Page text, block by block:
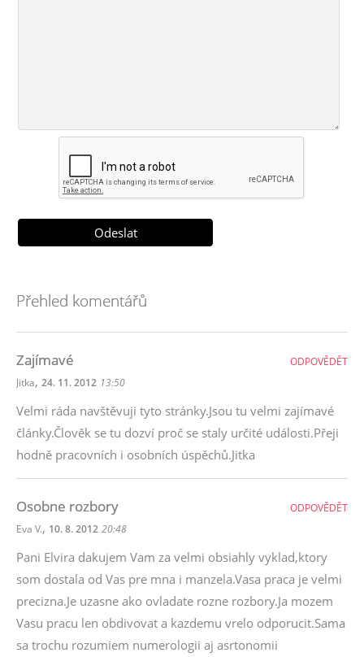
Přehled komentářů
Zajímavé
Jitka, 24. 11. 2012 13:50
Velmi ráda navštěvuji tyto stránky.Jsou tu velmi zajímavé
články.Člověk se tu dozví proč se staly určité události.Přeji
hodně pracovních i osobních úspěchů.Jitka
ODPOVĚDĚT
Osobne rozbory
Eva V., 10. 8. 2012 20:48
Pani Elvira dakujem Vam za velmi obsiahly vyklad,ktory
som dostala od Vas pre mna i manzela.Vasa praca je velmi
precizna.Je uzasne ako ovladate rozne rozbory.Ja mozem
Vasu pracu len obdivovat a kazdemu vrelo odporucit.Sama
sa trochu rozumiem numerologii aj asrtonomii
ODPOVĚDĚT